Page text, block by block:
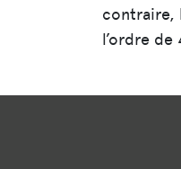
contraire,
l’ordre